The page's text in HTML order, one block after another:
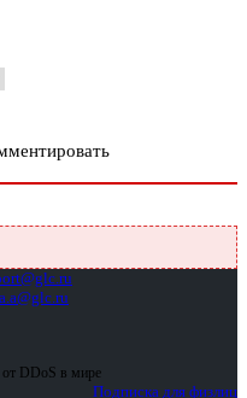
от DDoS в мире
Подписка для физлиц